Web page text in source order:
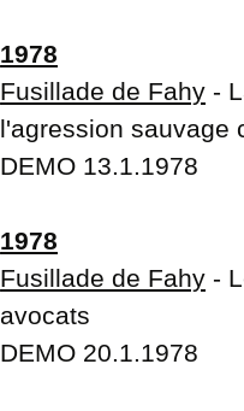
1978
Fusillade de Fahy -
l'agression sauvage
DEMO 13.1.1978
1978
Fusillade de Fahy -
avocats
DEMO 20.1.1978